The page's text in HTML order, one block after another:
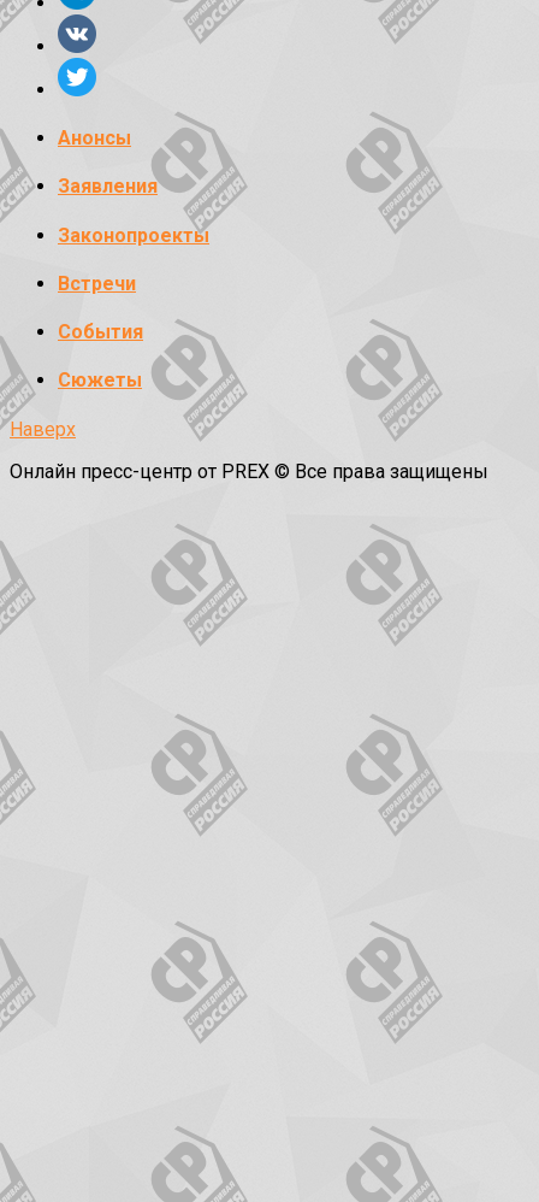
Анонсы
Заявления
Законопроекты
Встречи
События
Сюжеты
Наверх
Онлайн пресс-центр от PREX © Все права защищены